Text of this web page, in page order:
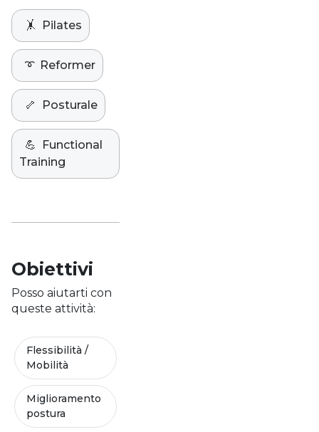
🤸 Pilates
➰ Reformer
🦴 Posturale
💪
Functional
Training
Obiettivi
Posso aiutarti con
queste attività:
Flessibilità /
Mobilità
Miglioramento
postura